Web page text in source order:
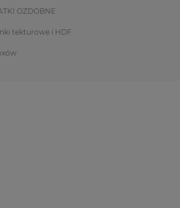
OZDOBNE
tekturowe i HDF